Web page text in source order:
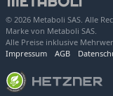
© 2026 Metaboli SAS. Alle
Marke von Metaboli SAS.
Alle Preise inklusive
Impressum
AGB